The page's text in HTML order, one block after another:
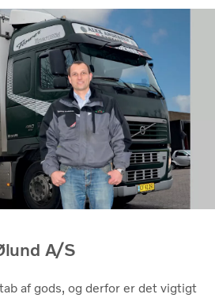
A/S
af gods, og derfor er det vigtigt